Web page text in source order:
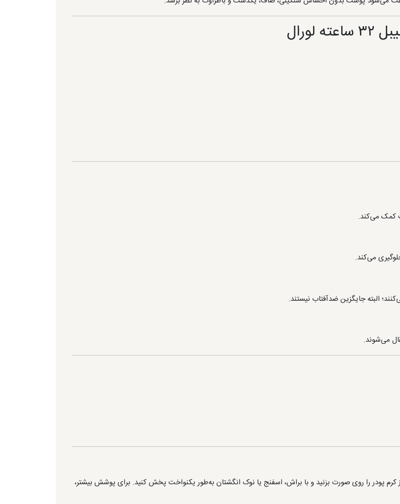
کمک می‌کند.
می‌کند.
می‌شوند.
کرم پودر را روی صورت بزنید و با براش، اسفنج یا نوک انگشتان به‌طور یکنواخت پخش کنید. برای پوشش بیشتر،